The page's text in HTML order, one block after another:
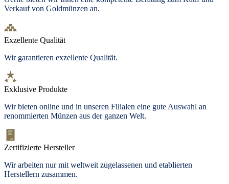
Verkauf von Goldmünzen an.
Exzellente Qualität
Wir garantieren exzellente Qualität.
Exklusive Produkte
Wir bieten online und in unseren Filialen eine gute Auswahl an
renommierten Münzen aus der ganzen Welt.
Zertifizierte Hersteller
Wir arbeiten nur mit weltweit zugelassenen und etablierten
Herstellern zusammen.